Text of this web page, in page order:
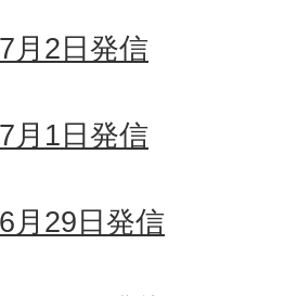
月2日発信
月1日発信
月29日発信